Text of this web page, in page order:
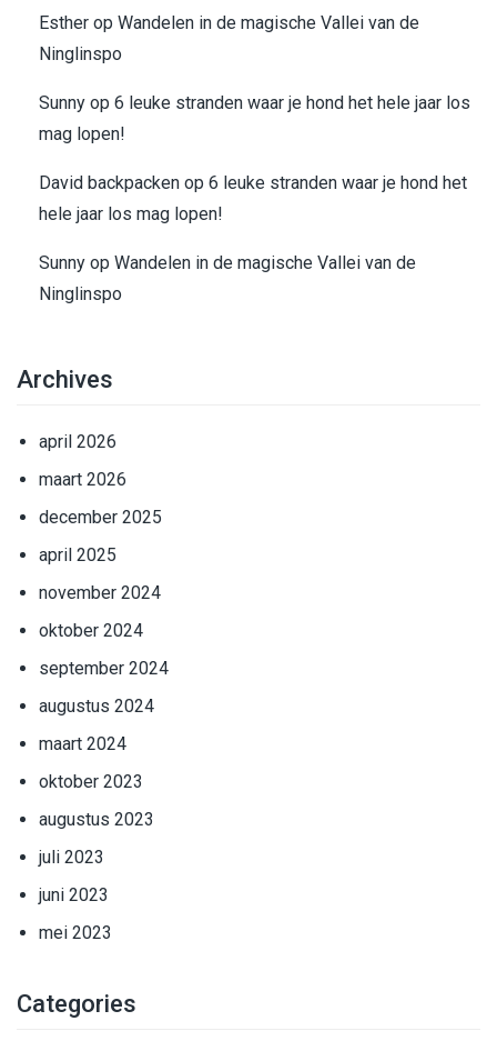
Esther op Wandelen in de magische Vallei van de
Ninglinspo
Sunny op 6 leuke stranden waar je hond het hele jaar los
mag lopen!
David backpacken op 6 leuke stranden waar je hond het
hele jaar los mag lopen!
Sunny op Wandelen in de magische Vallei van de
Ninglinspo
Archives
april 2026
maart 2026
december 2025
april 2025
november 2024
oktober 2024
september 2024
augustus 2024
maart 2024
oktober 2023
augustus 2023
juli 2023
juni 2023
mei 2023
Categories